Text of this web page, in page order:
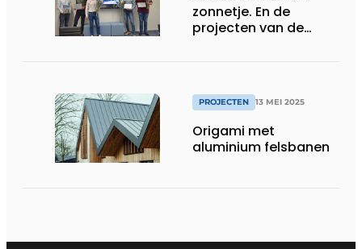
zonnetje. En de
projecten van de
PROJECTEN 13 MEI 2025
Origami met
aluminium felsbanen